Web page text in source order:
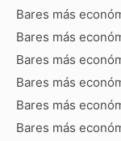
Bares más
Bares más
Bares más
Bares más
Bares más
Bares más